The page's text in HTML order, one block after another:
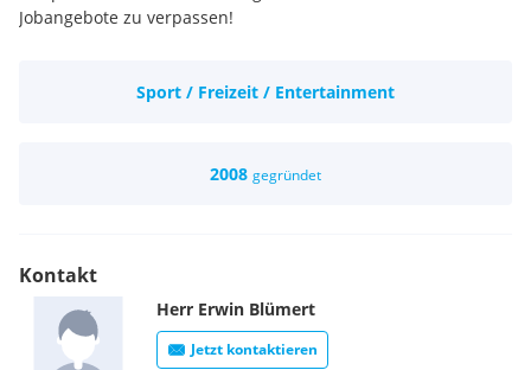
Jobangebote zu verpassen!
Sport / Freizeit / Entertainment
2008 gegründet
Kontakt
Herr Erwin Blümert
Jetzt kontaktieren